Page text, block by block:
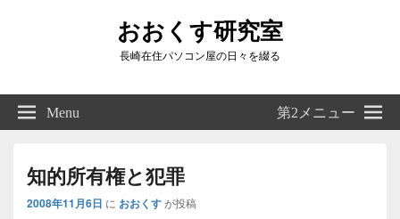
おおくす研究室
長崎在住パソコン屋の日々を綴る
Right
Sidebar
Widget
Menu 第2メニュー
知的所有権と犯罪
2008年11月6日 に おおくすが投稿